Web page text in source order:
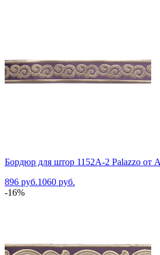
Бордюр для штор 1152A-2 Palazzo от
896 руб.1060 руб.
-16%